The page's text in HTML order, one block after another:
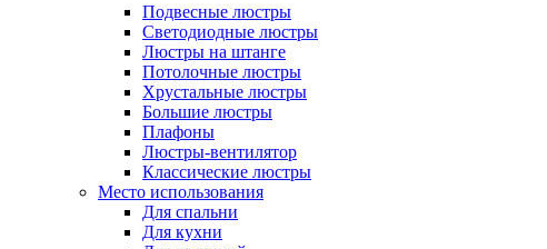
Подвесные люстры
Светодиодные люстры
Люстры на штанге
Потолочные люстры
Хрустальные люстры
Большие люстры
Плафоны
Люстры-вентилятор
Классические люстры
Место использования
Для спальни
Для кухни